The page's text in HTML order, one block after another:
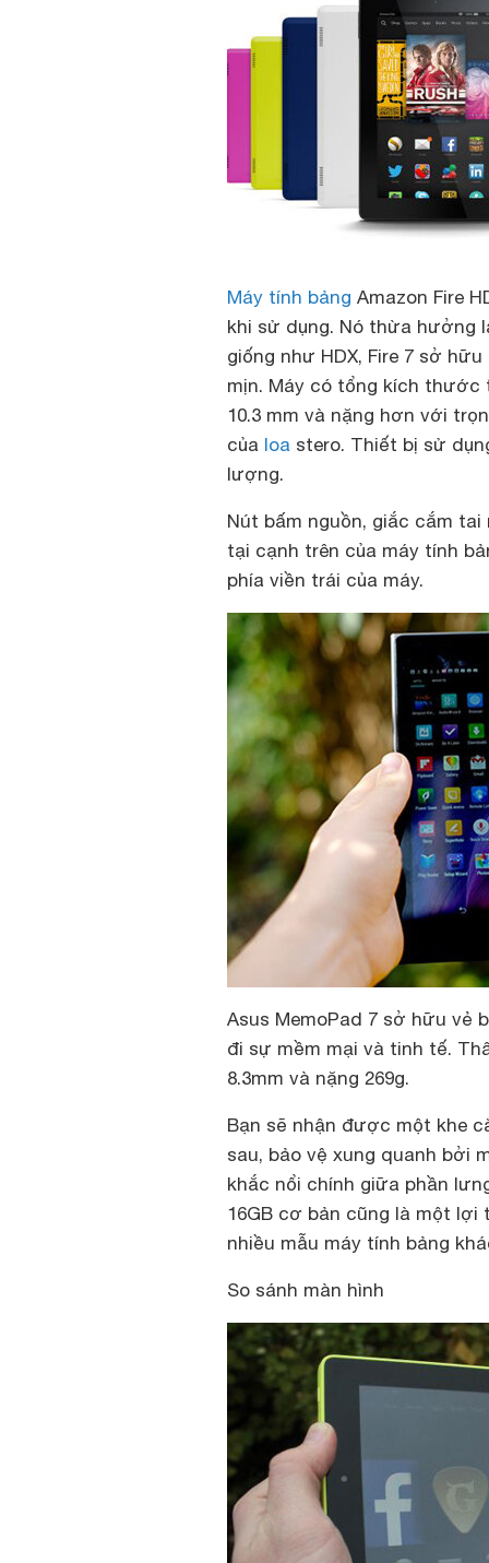
Máy tính bảng Amazon Fire
khi sử dụng. Nó thừa hưởng
giống như HDX, Fire 7 sở
mịn. Máy có tổng kích
10.3 mm và nặng hơn với
của loa stero. Thiết bị sử
lượng.
Nút bấm nguồn, giắc cắm
tại cạnh trên của máy tính
phía viền trái của máy.
Asus MemoPad 7 sở hữu vẻ
đi sự mềm mại và tinh tế.
8.3mm và nặng 269g.
Bạn sẽ nhận được một khe
sau, bảo vệ xung quanh bởi
khắc nổi chính giữa phần
16GB cơ bản cũng là một lợi
nhiều mẫu máy tính bảng
So sánh màn hình